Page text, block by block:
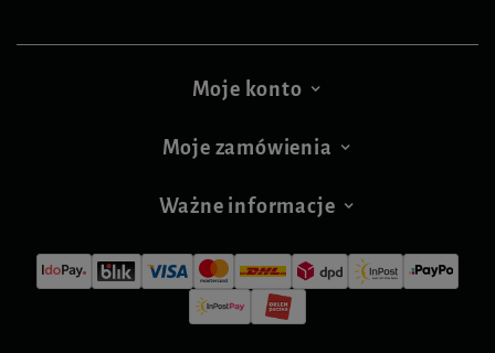
Moje konto
Moje zamówienia
Ważne informacje